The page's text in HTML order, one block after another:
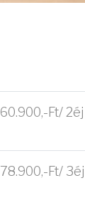
60.900,-Ft/
78.900,-Ft/